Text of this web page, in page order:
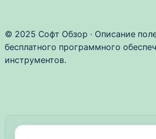
© 2025 Софт Обзор · Описание
бесплатного программного
инструментов.